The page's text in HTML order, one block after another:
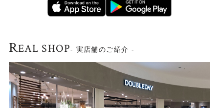
REAL SHOP- 実店舗のご紹介 -